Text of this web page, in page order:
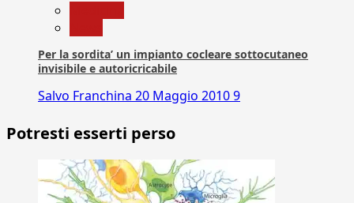
Per la sordita’ un impianto cocleare sottocutaneo
invisibile e autoricricabile
Salvo Franchina 20 Maggio 20109
Potresti esserti perso